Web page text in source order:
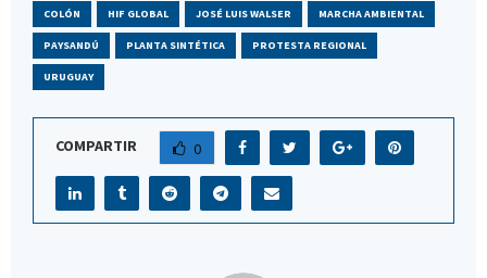
COLÓN HIF GLOBAL JOSÉ LUIS WALSER MARCHA AMBIENTAL
PAYSANDÚ PLANTA SINTÉTICA PROTESTA REGIONAL
URUGUAY
COMPARTIR 0